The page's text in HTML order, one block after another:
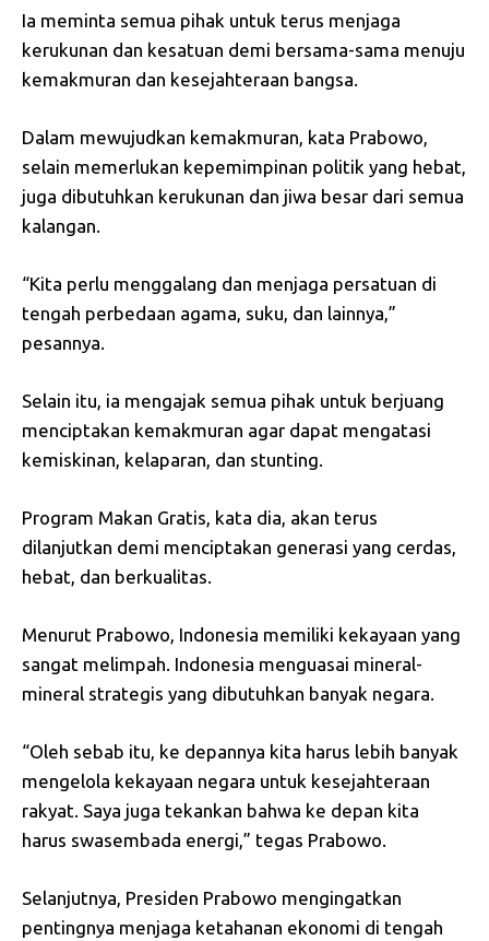
Ia meminta semua pihak untuk terus menjaga
kerukunan dan kesatuan demi bersama-sama menuju
kemakmuran dan kesejahteraan bangsa.
Dalam mewujudkan kemakmuran, kata Prabowo,
selain memerlukan kepemimpinan politik yang hebat,
juga dibutuhkan kerukunan dan jiwa besar dari semua
kalangan.
“Kita perlu menggalang dan menjaga persatuan di
tengah perbedaan agama, suku, dan lainnya,”
pesannya.
Selain itu, ia mengajak semua pihak untuk berjuang
menciptakan kemakmuran agar dapat mengatasi
kemiskinan, kelaparan, dan stunting.
Program Makan Gratis, kata dia, akan terus
dilanjutkan demi menciptakan generasi yang cerdas,
hebat, dan berkualitas.
Menurut Prabowo, Indonesia memiliki kekayaan yang
sangat melimpah. Indonesia menguasai mineral-
mineral strategis yang dibutuhkan banyak negara.
“Oleh sebab itu, ke depannya kita harus lebih banyak
mengelola kekayaan negara untuk kesejahteraan
rakyat. Saya juga tekankan bahwa ke depan kita
harus swasembada energi,” tegas Prabowo.
Selanjutnya, Presiden Prabowo mengingatkan
pentingnya menjaga ketahanan ekonomi di tengah